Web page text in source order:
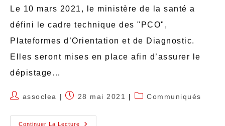
Le 10 mars 2021, le ministère de la santé a
défini le cadre technique des "PCO",
Plateformes d’Orientation et de Diagnostic.
Elles seront mises en place afin d’assurer le
dépistage…
assoclea 28 mai 2021 Communiqués
Continuer La Lecture